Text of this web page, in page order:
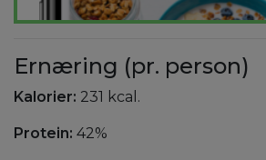
Ernæring (pr. person)
Kalorier: 231 kcal.
Protein: 42%